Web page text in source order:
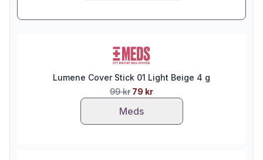
Lumene Cover Stick 01 Light Beige 4 g
99 kr 79 kr
Meds